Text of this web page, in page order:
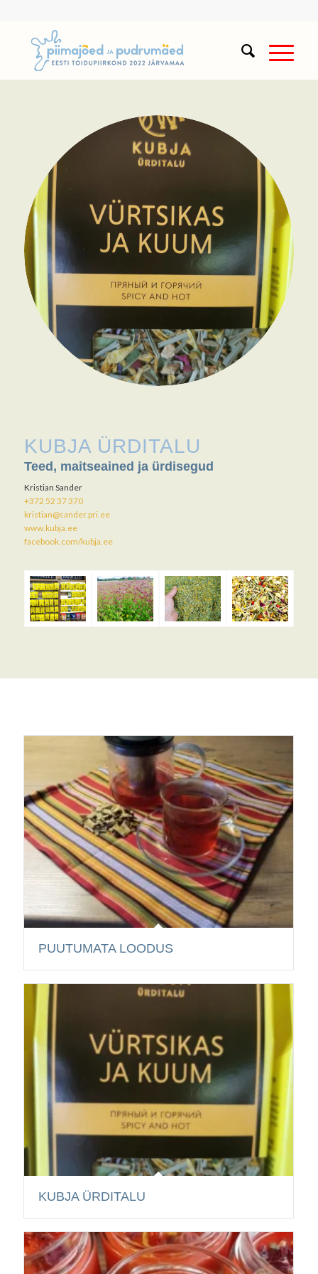
KUBJA ÜRDITALU
Teed, maitseained ja ürdisegud
Kristian Sander
+372 52 37 370
kristian@sander.pri.ee
www.kubja.ee
facebook.com/kubja.ee
PUUTUMATA LOODUS
KUBJA ÜRDITALU